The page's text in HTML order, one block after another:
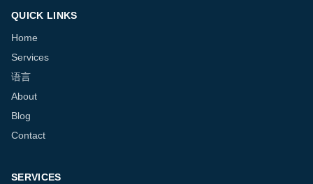
QUICK LINKS
Home
Services
语言
About
Blog
Contact
SERVICES